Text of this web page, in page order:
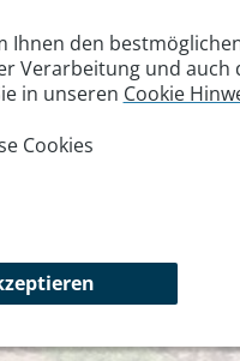
Marokko
den
Verarbeitung und auch
in unseren Cookie
Cookies